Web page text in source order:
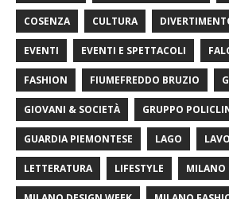
COSENZA CULTURA
EVENTI EVENTI E SPETTACOLI
FASHION FIUMEFREDDO BRUZIO
GIOVANI & SOCIETÀ GRUPPO
GUARDIA PIEMONTESE LAGO
LETTERATURA LIFESTYLE MILANO